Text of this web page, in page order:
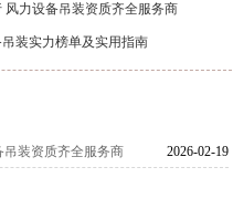
风力设备吊装资质齐全服务商
装实力榜单及实用指南
2026-02-19
吊装资质齐全服务商